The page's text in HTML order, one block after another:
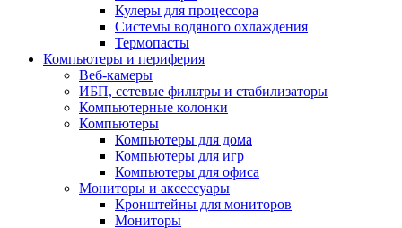
Кулеры для процессора
Системы водяного охлаждения
Термопасты
Компьютеры и периферия
Веб-камеры
ИБП, сетевые фильтры и стабилизаторы
Компьютерные колонки
Компьютеры
Компьютеры для дома
Компьютеры для игр
Компьютеры для офиса
Мониторы и аксессуары
Кронштейны для мониторов
Мониторы